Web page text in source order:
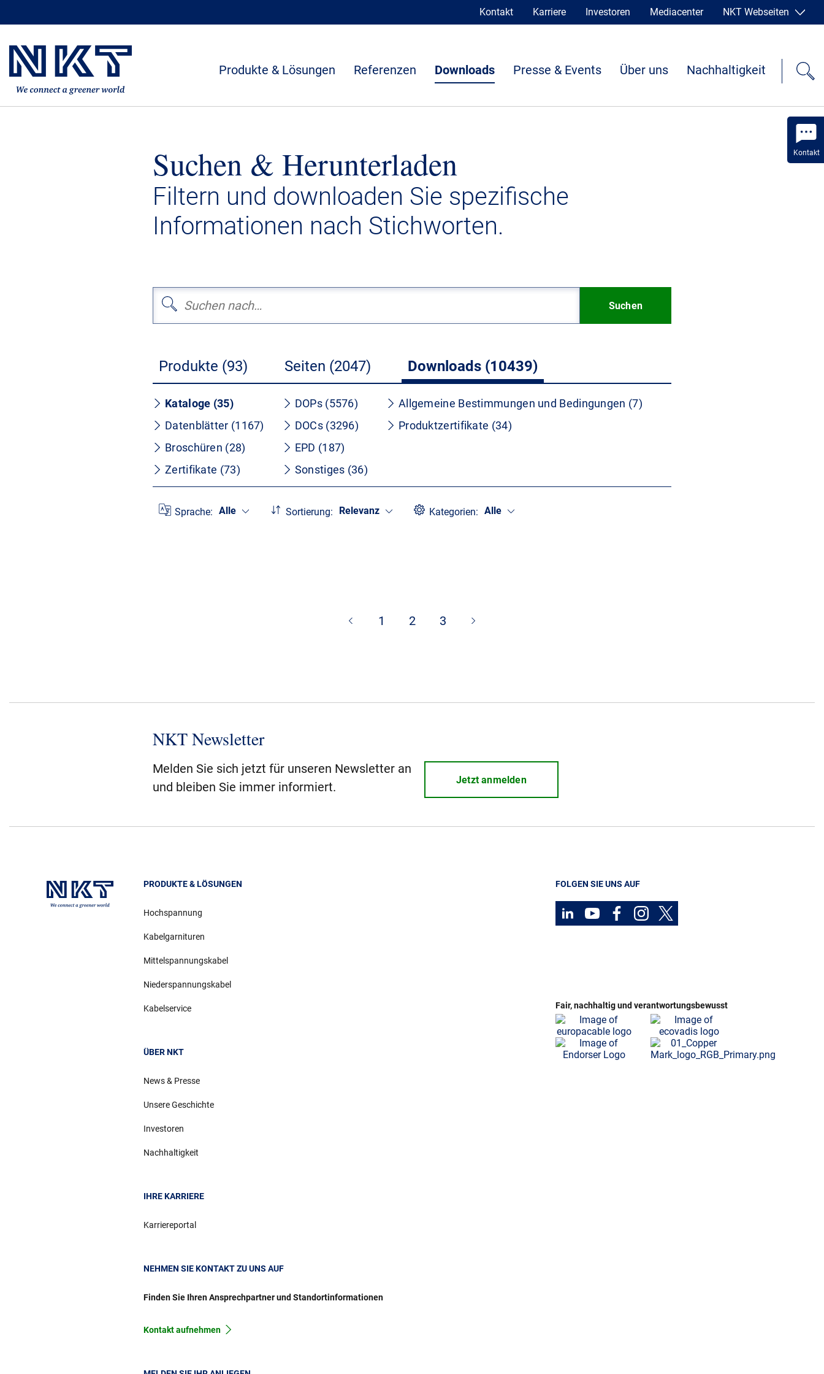
Kontakt
Kontakt Karriere Investoren Mediacenter NKT Webseiten
Produkte & Lösungen Referenzen Downloads Presse & Events Über uns Nachhaltigkeit
Suchen & Herunterladen
Filtern und downloaden Sie spezifische
Informationen nach Stichworten.
Suchen
Produkte (93) Seiten (2047) Downloads (10439)
Kataloge (35)
Datenblätter (1167)
Broschüren (28)
Zertifikate (73)
DOPs (5576)
DOCs (3296)
EPD (187)
Sonstiges (36)
Allgemeine Bestimmungen und Bedingungen (7)
Produktzertifikate (34)
Sprache: Alle Sortierung: Relevanz Kategorien: Alle
1 2 3
NKT Newsletter
Melden Sie sich jetzt für unseren Newsletter an
und bleiben Sie immer informiert.
Jetzt anmelden
PRODUKTE & LÖSUNGEN
Hochspannung
Kabelgarnituren
Mittelspannungskabel
Niederspannungskabel
Kabelservice
ÜBER NKT
News & Presse
Unsere Geschichte
Investoren
Nachhaltigkeit
IHRE KARRIERE
Karriereportal
NEHMEN SIE KONTAKT ZU UNS AUF
Finden Sie Ihren Ansprechpartner und Standortinformationen
Kontakt aufnehmen
FOLGEN SIE UNS AUF
Fair, nachhaltig und verantwortungsbewusst